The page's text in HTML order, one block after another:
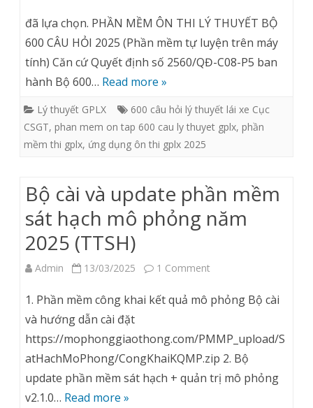
mềm
ôn
lý
thuyết
hỏi
trên
máy
tính)
đã lựa chọn. PHẦN MỀM ÔN THI LÝ THUYẾT BỘ
600 CÂU HỎI 2025 (Phần mềm tự luyện trên máy
tính) Căn cứ Quyết định số 2560/QĐ-C08-P5 ban
hành Bộ 600… Read more »
Lý thuyết GPLX
600 câu hỏi lý thuyết lái xe Cục
CSGT, phan mem on tap 600 cau ly thuyet gplx, phần
mềm thi gplx, ứng dụng ôn thi gplx 2025
Bộ cài và update phần mềm
sát hạch mô phỏng năm
2025 (TTSH)
Admin 13/03/2025 1 Comment
và
update
1. Phần mềm công khai kết quả mô phỏng Bộ cài
và hướng dẫn cài đặt
https://mophonggiaothong.com/PMMP_upload/S
atHachMoPhong/CongKhaiKQMP.zip 2. Bộ
update phần mềm sát hạch + quản trị mô phỏng
v2.1.0… Read more »